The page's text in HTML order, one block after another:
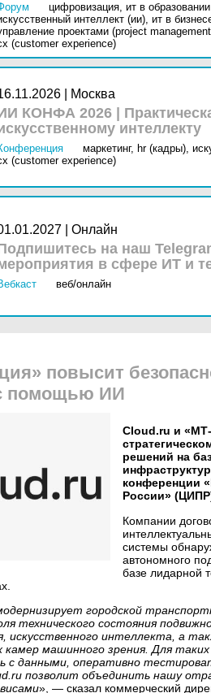
цифровизация, ит в
интеллект (ии), ит в
проектами (project
(customer experience)
| Москва
КОНФА 2026 |
интеллекту
маркетинг, hr (кадры),
(customer experience)
| Онлайн
на наш
в сфере ИТ и
веб/онлайн
повысит
помощью ИИ
Cloud.ru и
решений на
конференции
России»
Компании
системы
автономного
базе лидарной
городской
технического состояния
искусственного интеллекта, а
камер машинного зрения. Для
с данными, оперативно
позволит объединить нашу
», — сказал коммерческий